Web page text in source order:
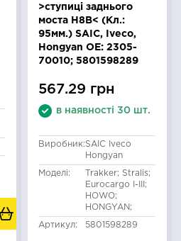
>ступиці заднього
моста H8B< (Кл.:
95мм.) SAIC, Iveco,
Hongyan OE: 2305-
70010; 5801598289
567.29 грн
в наявності 30 шт.
Виробник:SAIC Iveco
Hongyan
Моделі:
Trakker; Stralis;
Eurocargo I-III;
HOWO;
HONGYAN;
Артикул: 5801598289